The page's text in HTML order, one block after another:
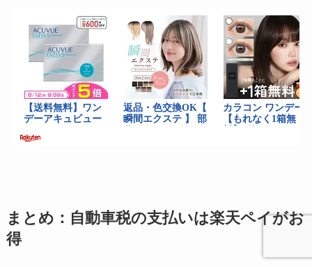
まとめ：自動車税の支払いは楽天ペイがお
得